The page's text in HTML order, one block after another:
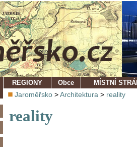
REGIONY Obce MÍSTNÍ
Jaroměřsko >Architektura > reality
reality